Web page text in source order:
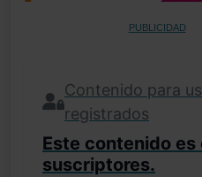
PUBLICIDAD
Contenido para
registrados
Este contenido
suscriptores.